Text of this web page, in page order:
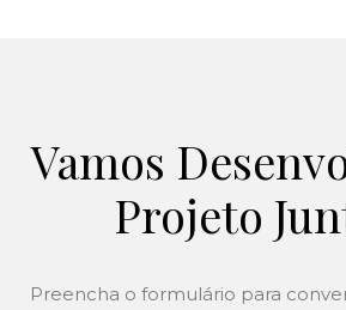
Vamos
Projeto
Preencha o formulário para